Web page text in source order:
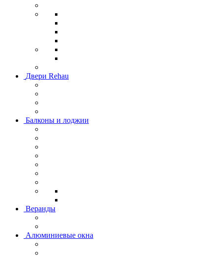
Двери Rehau
Балконы и лоджии
Веранды
Алюминиевые окна